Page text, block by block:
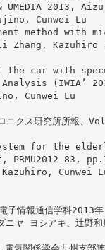
2013,
Cunwei Lu
method with
Zhang, Kazuhiro
the car with
(IWIA’
Cunwei Lu
クス研究所所報、
for the
83,
Cunwei
子情報通信学科2013年
ヤ ヨシアキ、辻野和
気関係学会九州支部